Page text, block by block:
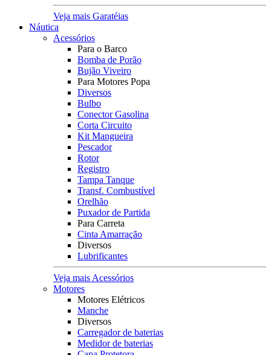
Veja mais Garatéias
Náutica
Acessórios
Para o Barco
Bomba de Porão
Bujão Viveiro
Para Motores Popa
Diversos
Bulbo
Conector Gasolina
Corta Circuito
Kit Mangueira
Pescador
Rotor
Registro
Tampa Tanque
Transf. Combustível
Orelhão
Puxador de Partida
Para Carreta
Cinta Amarração
Diversos
Lubrificantes
Veja mais Acessórios
Motores
Motores Elétricos
Manche
Diversos
Carregador de baterias
Medidor de baterias